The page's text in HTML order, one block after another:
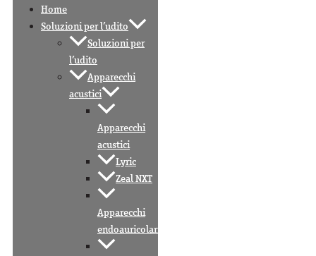
Home
Soluzioni per l’udito
Soluzioni per
l’udito
Apparecchi
acustici
Apparecchi
acustici
Lyric
Zeal NXT
Apparecchi
endoauricolari